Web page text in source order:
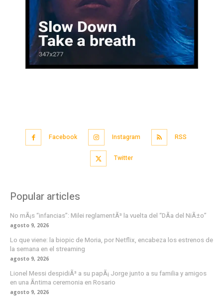
Facebook Instagram RSS
Twitter
Popular articles
No mÃ¡s “infancias”: Milei reglamentÃ³ la vuelta del “DÃ­a del NiÃ±o”
agosto 9, 2026
Lo que viene: la biopic de Moria, por Netflix, encabeza los estrenos de
la semana en el streaming
agosto 9, 2026
Lionel Messi despidiÃ³ a su papÃ¡ Jorge junto a su familia y amigos
en una Ã­ntima ceremonia en Rosario
agosto 9, 2026